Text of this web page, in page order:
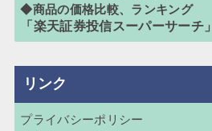
◆商品の価格比較、ランキング
「楽天証券投信スーパーサーチ」
リンク
プライバシーポリシー